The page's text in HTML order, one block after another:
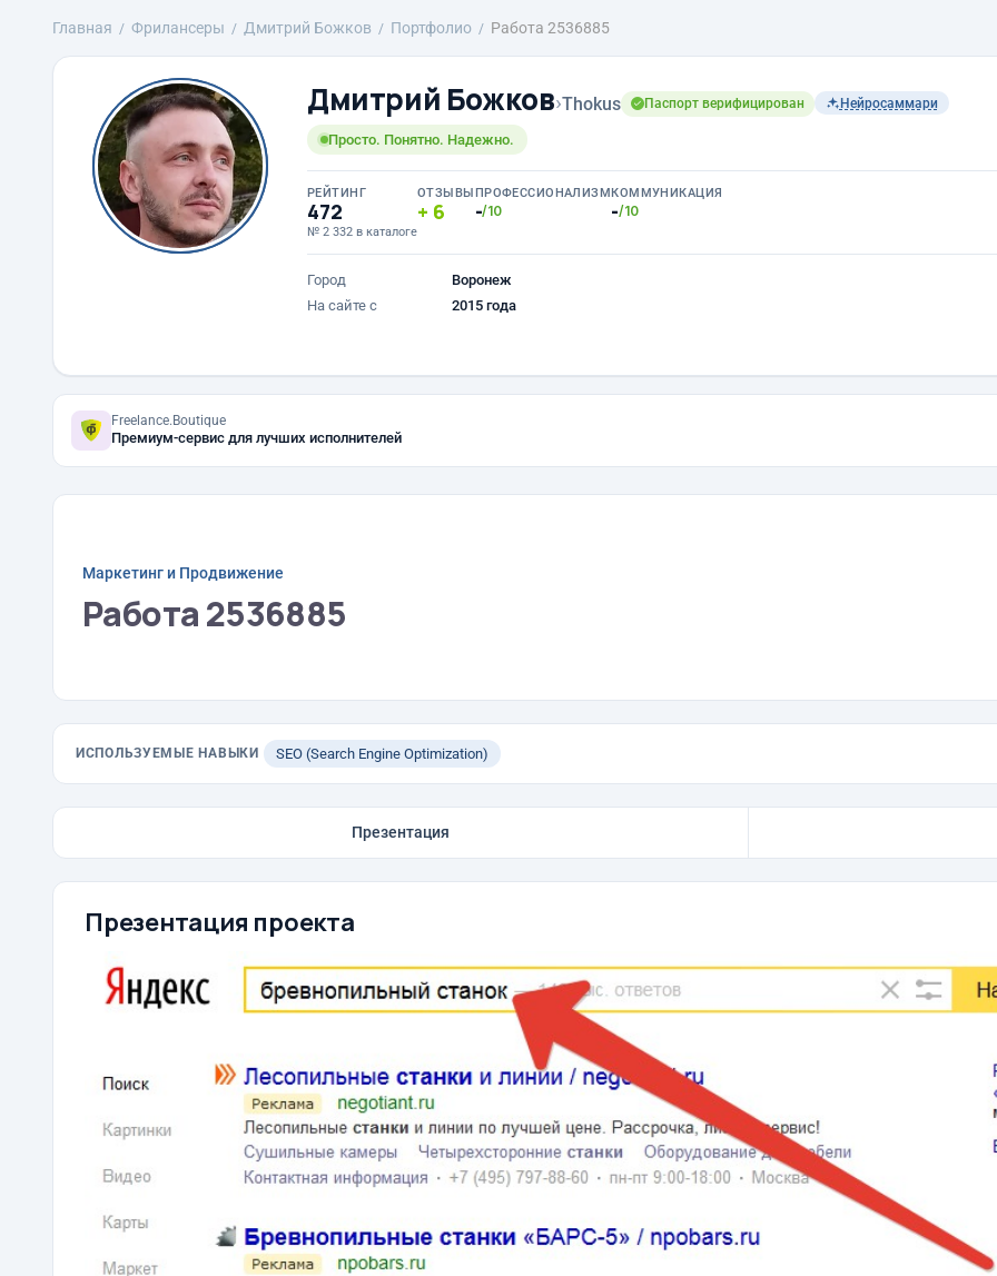
Главная Фрилансеры Дмитрий Божков Портфолио Работа 2536885
Дмитрий Божков›Thokus Паспорт верифицирован Нейросаммари
Просто. Понятно. Надежно.
РЕЙТИНГ
472
№ 2 332 в каталоге
ОТЗЫВЫ
6
ПРОФЕССИОНАЛИЗМ
-/10
КОММУНИКАЦИЯ
-/10
Город
Воронеж
На сайте с
2015 года
Freelance.Boutique
Премиум-сервис для лучших исполнителей
Маркетинг и Продвижение
Работа 2536885
ИСПОЛЬЗУЕМЫЕ НАВЫКИ SEO (Search Engine Optimization)
Презентация
Презентация проекта